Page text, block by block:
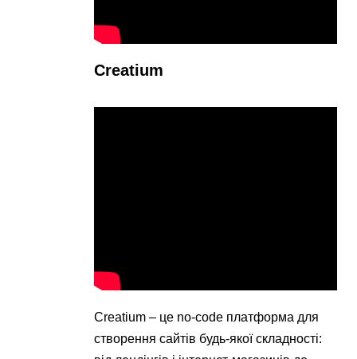
Creatium
Creatium – це no-code платформа для
створення сайтів будь-якої складності: